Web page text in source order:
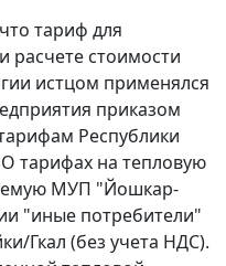
тариф для
расчете стоимости
истцом применялся
приказом
Республики
тарифах на тепловую
МУП "Йошкар-
"иные потребители"
Гкал (без учета НДС).